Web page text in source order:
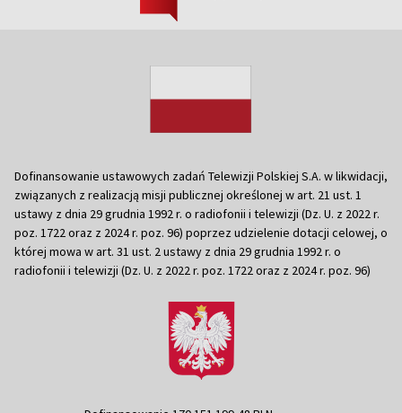
Dofinansowanie ustawowych zadań Telewizji Polskiej S.A. w likwidacji,
związanych z realizacją misji publicznej określonej w art. 21 ust. 1
ustawy z dnia 29 grudnia 1992 r. o radiofonii i telewizji (Dz. U. z 2022 r.
poz. 1722 oraz z 2024 r. poz. 96) poprzez udzielenie dotacji celowej, o
której mowa w art. 31 ust. 2 ustawy z dnia 29 grudnia 1992 r. o
radiofonii i telewizji (Dz. U. z 2022 r. poz. 1722 oraz z 2024 r. poz. 96)